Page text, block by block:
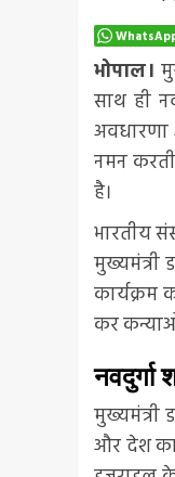
भोपाल।
साथ ही
अवधारणा
नमन
है।
भारतीय
मुख्यमंत्री
कार्यक्रम
कर
नवदुर्गा
मुख्यमंत्री
और देश का